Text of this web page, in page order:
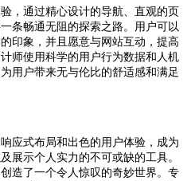
，通过精心设计的导航、直观的页
条畅通无阻的探索之路。用户可以
印象，并且愿意与网站互动，提高
师使用科学的用户行为数据和人机
用户带来无与伦比的舒适感和满足
应式布局和出色的用户体验，成为
展示个人实力的不可或缺的工具。
造了一个令人惊叹的奇妙世界。专